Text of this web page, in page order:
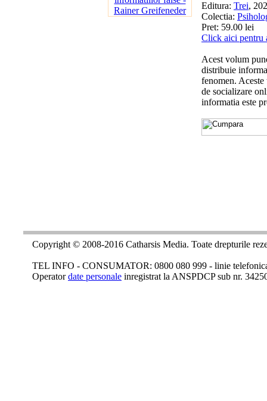
Editura: Trei,
Colectia:
Pret: 59.00 lei
Click aici pentru
Acest volum
distribuie
fenomen. Aceste
de socializare
informatia este
Copyright © 2008-2016 Catharsis Media. Toate drepturile
TEL INFO - CONSUMATOR: 0800 080 999 - linie
Operatordate personale inregistrat la ANSPDCP sub nr.